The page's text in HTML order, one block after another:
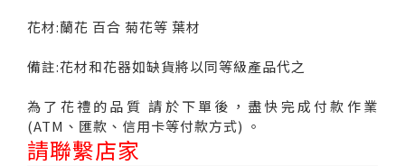
花材:蘭花 百合 菊花等 葉材
備註:花材和花器如缺貨將以同等級產品代之
為了花禮的品質 請於下單後，盡快完成付款作業
(ATM、匯款、信用卡等付款方式) 。
請聯繫店家